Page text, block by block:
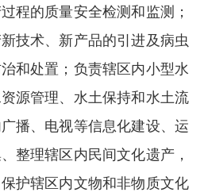
程的质量安全检测和监测；
技术、新产品的引进及病虫
和处置；负责辖区内小型水
源管理、水土保持和水土流
播、电视等信息化建设、运
整理辖区内民间文化遗产，
护辖区内文物和非物质文化